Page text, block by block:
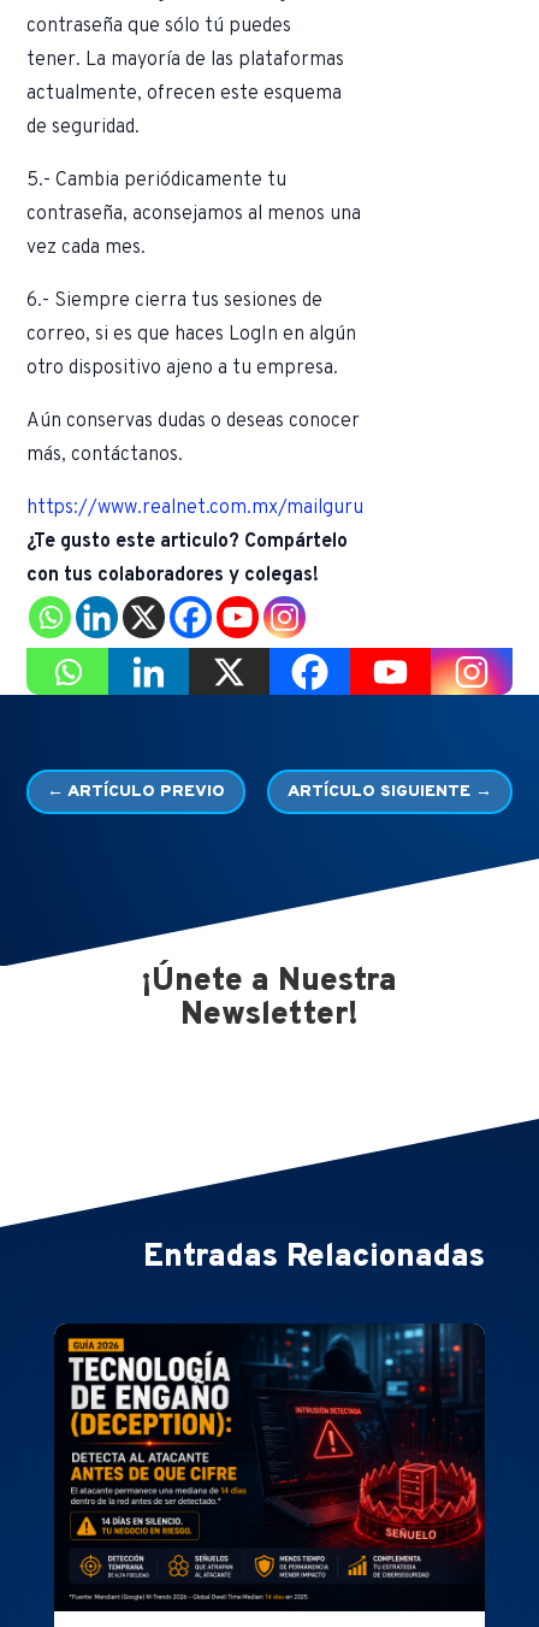
contraseña que sólo tú puedes
tener. La mayoría de las plataformas
actualmente, ofrecen este esquema
de seguridad.
5.- Cambia periódicamente tu
contraseña, aconsejamos al menos una
vez cada mes.
6.- Siempre cierra tus sesiones de
correo, si es que haces LogIn en algún
otro dispositivo ajeno a tu empresa.
Aún conservas dudas o deseas conocer
más, contáctanos.
https://www.realnet.com.mx/mailguru
¿Te gusto este articulo? Compártelo
con tus colaboradores y colegas!
←ARTÍCULO PREVIO ARTÍCULO SIGUIENTE→
¡Únete a Nuestra
Newsletter!
Entradas Relacionadas